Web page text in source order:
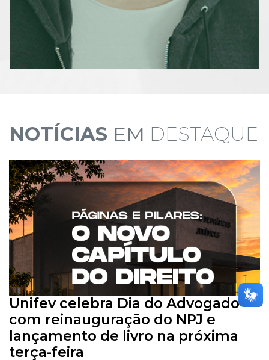
NOTÍCIAS EM DESTAQUE
Unifev celebra Dia do Advogado
com reinauguração do NPJ e
lançamento de livro na próxima
terça-feira